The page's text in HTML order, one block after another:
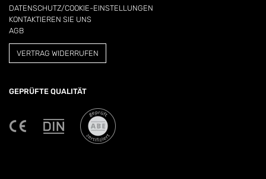
DATENSCHUTZ/COOKIE-EINSTELLUNGEN
KONTAKTIEREN SIE UNS
AGB
VERTRAG WIDERRUFEN
GEPRÜFTE QUALITÄT